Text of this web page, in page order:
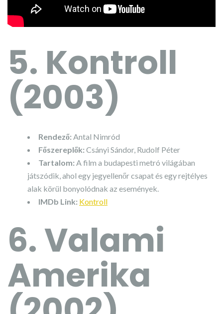
5. Kontroll
(2003)
Rendező: Antal Nimród
Főszereplők: Csányi Sándor, Rudolf Péter
Tartalom: A film a budapesti metró világában
játszódik, ahol egy jegyellenőr csapat és egy rejtélyes
alak körül bonyolódnak az események.
IMDb Link: Kontroll
6. Valami
Amerika